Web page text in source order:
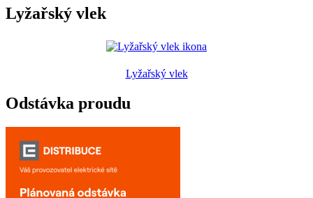
Lyžařský vlek
Lyžařský vlek
Odstávka proudu